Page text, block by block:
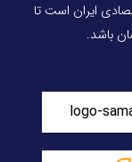
ایران است تا
باشد.